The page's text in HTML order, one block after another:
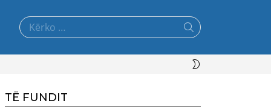
Search
for:
TË FUNDIT